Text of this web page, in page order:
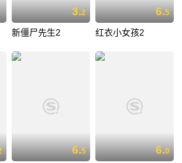
3.2
新僵尸先生2
6.5
红衣小女孩2
6.5 6.0